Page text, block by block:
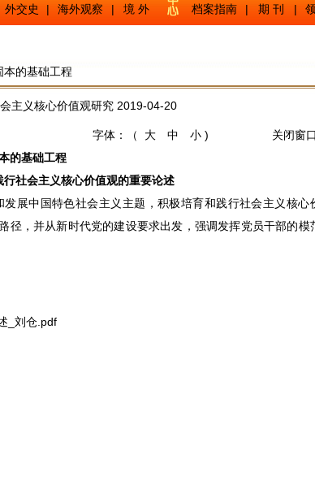
外交史 | 海外观察 | 境 外
档案指南
| 期 刊 |
本的基础工程
义核心价值观研究 2019-04-20
字体：（ 大 中 小) 关闭窗口
的基础工程
会主义核心价值观的重要论述
展中国特色社会主义主题，积极培育和践行社会主义核心
径，并从新时代党的建设要求出发，强调发挥党员干部的模
_刘仓.pdf